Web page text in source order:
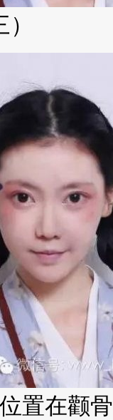
置在颧